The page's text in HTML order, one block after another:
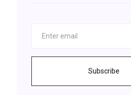
Subscribe